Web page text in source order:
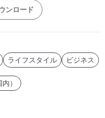
ンロード
ライフスタイル ビジネス
）